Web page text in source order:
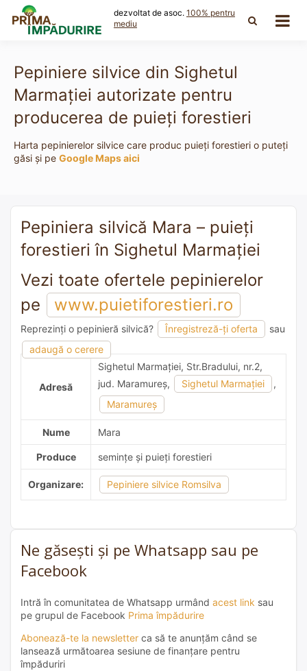
content
dezvoltat de asoc. 100% pentru
mediu
Pepiniere silvice din Sighetul
Marmaţiei autorizate pentru
producerea de puieți forestieri
Harta pepinierelor silvice care produc puieți forestieri o puteți
găsi și pe Google Maps aici
Pepiniera silvică Mara – puieți
forestieri în Sighetul Marmaţiei
Vezi toate ofertele pepinierelor
pe
www.puietiforestieri.ro
Reprezinți o pepinieră silvică? Înregistreză-ți oferta
sau
adaugă o cerere
adaugă o recomandare
Adresă
Sighetul Marmaţiei, Str.Bradului, nr.2,
jud. Maramureş,
Sighetul Marmaţiei
,
Maramureş
Nume Mara
Produce semințe și puieți forestieri
Organizare: Pepiniere silvice Romsilva
Ne găsești și pe Whatsapp sau pe
Facebook
Intră în comunitatea de Whatsapp urmând acest link sau
pe grupul de Facebook Prima împădurire
Abonează-te la newsletter ca să te anunțăm când se
lansează următoarea sesiune de finanțare pentru
împăduriri